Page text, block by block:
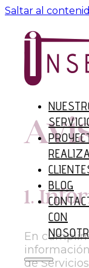
Saltar al
BLOG
CON
1.
En
de